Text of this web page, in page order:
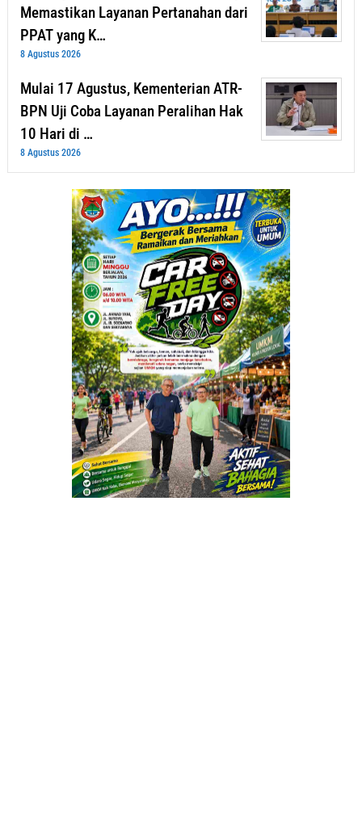
Memastikan Layanan Pertanahan dari
PPAT yang K…
8 Agustus 2026
Mulai 17 Agustus, Kementerian ATR-
BPN Uji Coba Layanan Peralihan Hak
10 Hari di …
8 Agustus 2026